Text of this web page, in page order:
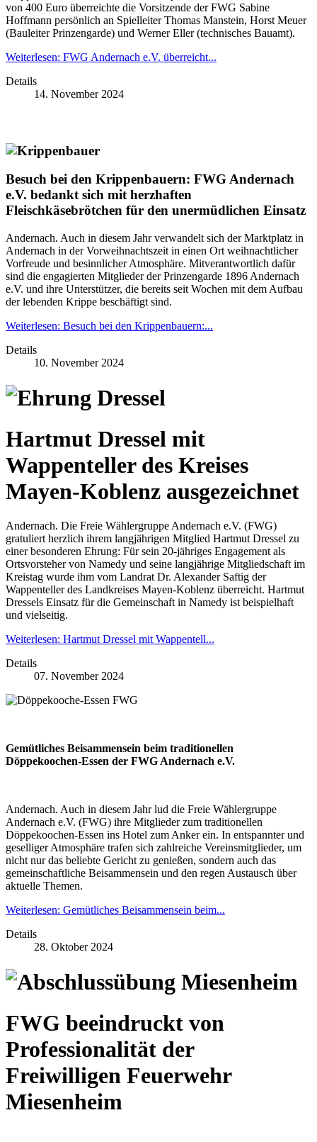
von 400 Euro überreichte die Vorsitzende der FWG Sabine
Hoffmann persönlich an Spielleiter Thomas Manstein, Horst Meuer
(Bauleiter Prinzengarde) und Werner Eller (technisches Bauamt).
Weiterlesen: FWG Andernach e.V. überreicht...
Details
14. November 2024
Besuch bei den Krippenbauern: FWG Andernach
e.V. bedankt sich mit herzhaften
Fleischkäsebrötchen für den unermüdlichen Einsatz
Andernach. Auch in diesem Jahr verwandelt sich der Marktplatz in
Andernach in der Vorweihnachtszeit in einen Ort weihnachtlicher
Vorfreude und besinnlicher Atmosphäre. Mitverantwortlich dafür
sind die engagierten Mitglieder der Prinzengarde 1896 Andernach
e.V. und ihre Unterstützer, die bereits seit Wochen mit dem Aufbau
der lebenden Krippe beschäftigt sind.
Weiterlesen: Besuch bei den Krippenbauern:...
Details
10. November 2024
Hartmut Dressel mit
Wappenteller des Kreises
Mayen-Koblenz ausgezeichnet
Andernach. Die Freie Wählergruppe Andernach e.V. (FWG)
gratuliert herzlich ihrem langjährigen Mitglied Hartmut Dressel zu
einer besonderen Ehrung: Für sein 20-jähriges Engagement als
Ortsvorsteher von Namedy und seine langjährige Mitgliedschaft im
Kreistag wurde ihm vom Landrat Dr. Alexander Saftig der
Wappenteller des Landkreises Mayen-Koblenz überreicht. Hartmut
Dressels Einsatz für die Gemeinschaft in Namedy ist beispielhaft
und vielseitig.
Weiterlesen: Hartmut Dressel mit Wappentell...
Details
07. November 2024
Gemütliches Beisammensein beim traditionellen
Döppekoochen-Essen der FWG Andernach e.V.
Andernach. Auch in diesem Jahr lud die Freie Wählergruppe
Andernach e.V. (FWG) ihre Mitglieder zum traditionellen
Döppekoochen-Essen ins Hotel zum Anker ein. In entspannter und
geselliger Atmosphäre trafen sich zahlreiche Vereinsmitglieder, um
nicht nur das beliebte Gericht zu genießen, sondern auch das
gemeinschaftliche Beisammensein und den regen Austausch über
aktuelle Themen.
Weiterlesen: Gemütliches Beisammensein beim...
Details
28. Oktober 2024
FWG beeindruckt von
Professionalität der
Freiwilligen Feuerwehr
Miesenheim